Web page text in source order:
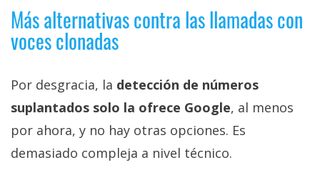
Más alternativas contra las llamadas con
voces clonadas
Por desgracia, la detección de números
suplantados solo la ofrece Google, al menos
por ahora, y no hay otras opciones. Es
demasiado compleja a nivel técnico.